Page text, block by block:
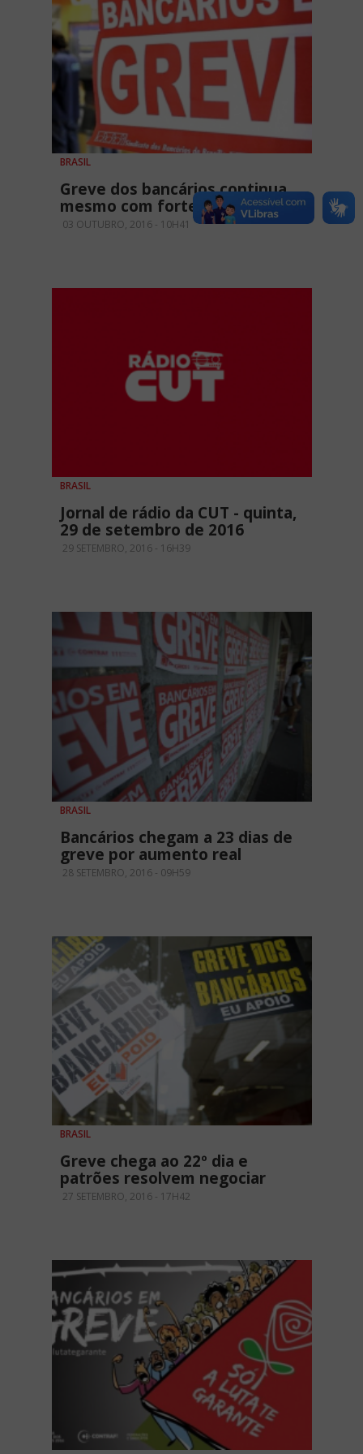
BRASIL
Greve dos bancários continua
mesmo com forte repressão
03 OUTUBRO, 2016 - 10H41
BRASIL
Jornal de rádio da CUT - quinta,
29 de setembro de 2016
29 SETEMBRO, 2016 - 16H39
BRASIL
Bancários chegam a 23 dias de
greve por aumento real
28 SETEMBRO, 2016 - 09H59
BRASIL
Greve chega ao 22º dia e
patrões resolvem negociar
27 SETEMBRO, 2016 - 17H42